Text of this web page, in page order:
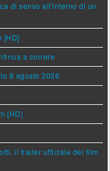
di senso all'interno di un
[HD]
a correre
8 agosto 2026
[HD]
il trailer ufficiale del film